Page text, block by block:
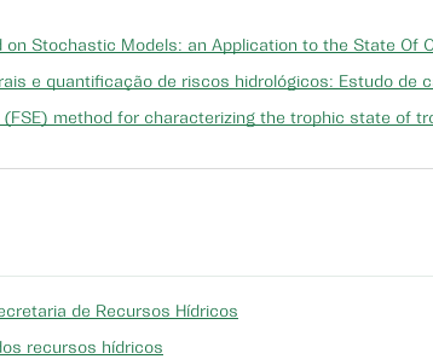
Stochastic Models: an Application to the State Of
e quantificação de riscos hidrológicos: Estudo de
method for characterizing the trophic state of
de Recursos Hídricos
recursos hídricos